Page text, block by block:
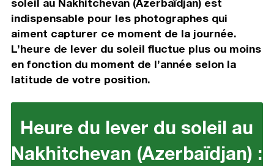
soleil au Nakhitchevan (Azerbaïdjan) est
indispensable pour les photographes qui
aiment capturer ce moment de la journée.
L’heure de lever du soleil fluctue plus ou moins
en fonction du moment de l’année selon la
latitude de votre position.
Heure du lever du soleil au
Nakhitchevan (Azerbaïdjan) :